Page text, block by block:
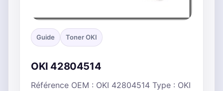
Guide Toner OKI
OKI 42804514
Référence OEM : OKI 42804514 Type : OKI